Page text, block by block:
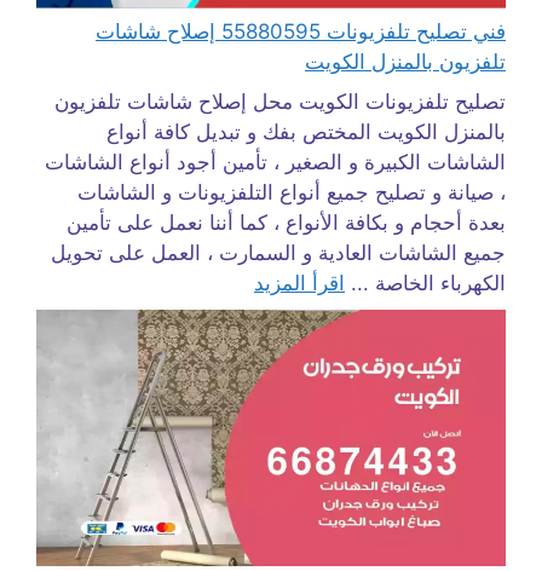
فني تصليح تلفزيونات 55880595 إصلاح شاشات
تلفزيون بالمنزل الكويت
تصليح تلفزيونات الكويت محل إصلاح شاشات تلفزيون
بالمنزل الكويت المختص بفك و تبديل كافة أنواع
الشاشات الكبيرة و الصغير ، تأمين أجود أنواع الشاشات
، صيانة و تصليح جميع أنواع التلفزيونات و الشاشات
بعدة أحجام و بكافة الأنواع ، كما أننا نعمل على تأمين
جميع الشاشات العادية و السمارت ، العمل على تحويل
الكهرباء الخاصة ... اقرأ المزيد